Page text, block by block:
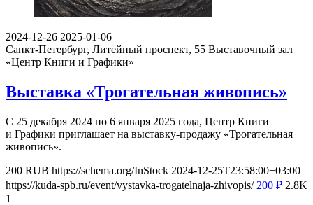
2024-12-26 2025-01-06
Санкт-Петербург, Литейный проспект, 55 Выставочный зал
«Центр Книги и Графики»
Выставка «Трогательная живопись»
С 25 декабря 2024 по 6 января 2025 года, Центр Книги
и Графики приглашает на выставку-продажу «Трогательная
живопись».
200 RUB https://schema.org/InStock 2024-12-25T23:58:00+03:00
https://kuda-spb.ru/event/vystavka-trogatelnaja-zhivopis/ 200 ₽ 2.8K
1